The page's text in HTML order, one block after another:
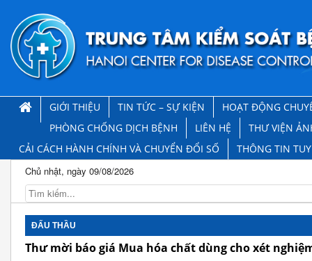
GIỚI THIỆU TIN TỨC – SỰ KIỆN
HOẠT ĐỘNG
PHÒNG CHỐNG DỊCH BỆNH
LIÊN HỆ
THƯ VIỆN
CẢI CÁCH HÀNH CHÍNH VÀ CHUYỂN ĐỔI SỐ
THÔNG TIN
Chủ nhật, ngày 09/08/2026
ĐẤU THẦU
Thư mời báo giá Mua hóa chất dùng cho xét